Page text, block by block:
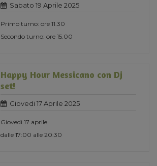
Sabato 19 Aprile 2025
Primo turno: ore 11.30
Secondo turno: ore 15.00
Happy Hour Messicano con Dj
set!
Giovedi 17 Aprile 2025
Giovedì 17 aprile
dalle 17:00 alle 20:30